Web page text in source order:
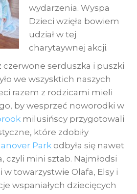
wydarzenia. Wyspa
Dzieci wzięła bowiem
udział w tej
charytaywnej akcji.
czerwone serduszka i puszki
we wszysktich naszych
razem z rodzicami mieli
by wesprzeć noworodki w
milusińscy przygotowali
które zdobiły
Park odbyła się nawet
czyli mini sztab. Najmłodsi
w towarzystwie Olafa, Elsy i
wspaniałych dziecięcych